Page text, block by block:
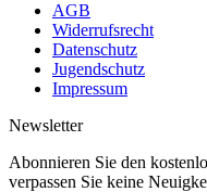
AGB
Widerrufsrecht
Datenschutz
Jugendschutz
Impressum
Newsletter
Abonnieren Sie den
verpassen Sie keine